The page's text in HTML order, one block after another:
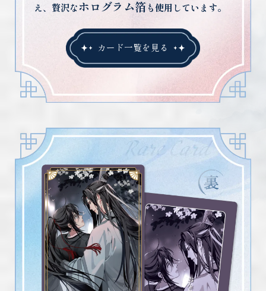
え、贅沢な ホログラム箔 も使用しています。
カード一覧を見る